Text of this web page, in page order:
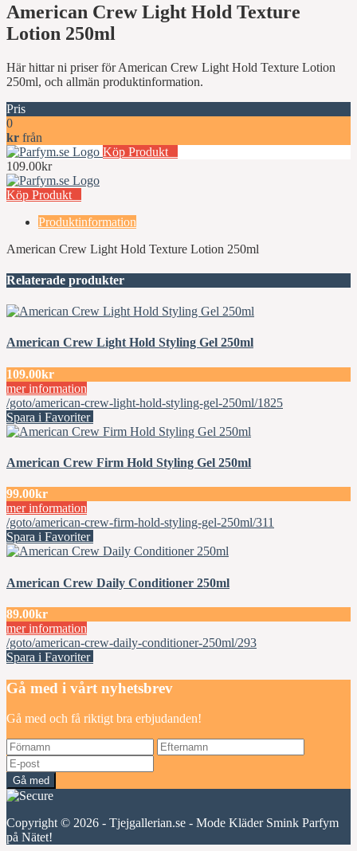
American Crew Light Hold Texture
Lotion 250ml
Här hittar ni priser för American Crew Light Hold Texture Lotion
250ml, och allmän produktinformation.
Pris
0
kr från
Köp Produkt
109.00kr
Köp Produkt
Produktinformation
American Crew Light Hold Texture Lotion 250ml
Relaterade produkter
American Crew Light Hold Styling Gel 250ml
109.00kr
mer information
/goto/american-crew-light-hold-styling-gel-250ml/1825
Spara i Favoriter
American Crew Firm Hold Styling Gel 250ml
99.00kr
mer information
/goto/american-crew-firm-hold-styling-gel-250ml/311
Spara i Favoriter
American Crew Daily Conditioner 250ml
89.00kr
mer information
/goto/american-crew-daily-conditioner-250ml/293
Spara i Favoriter
Gå med i vårt nyhetsbrev
Gå med och få riktigt bra erbjudanden!
Gå med
Copyright © 2026 - Tjejgallerian.se - Mode Kläder Smink Parfym
på Nätet!